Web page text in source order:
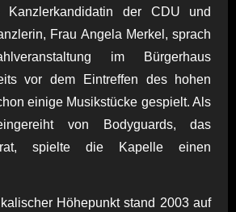
Kanzlerkandidatin der CDU und
Frau Angela Merkel, sprach
im Bürgerhaus
vor dem Eintreffen des hohen
einige Musikstücke gespielt. Als
von Bodyguards, das
spielte die Kapelle einen
Höhepunkt stand 2003 auf